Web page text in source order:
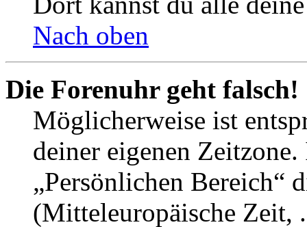
Nach oben
Die Forenuhr geht falsch!
Möglicherweise ist
deiner eigenen
„Persönlichen Bereich“
(Mitteleuropäische Zeit,